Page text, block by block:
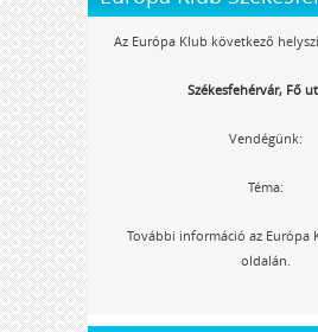
Az Európa Klub következő
Székesfehérvár, Fő
Vendégünk:
Téma:
További információ az Európa
oldalán.